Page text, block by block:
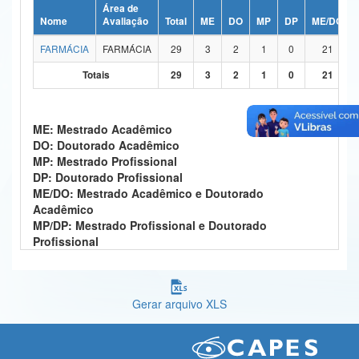
Ministério da Ciência, Tecnologia, Inovações e Comunicações
Ministério do Meio Ambiente
Controladoria-Geral da União
Ministério da Mulher, da Família e dos Direitos Humanos
Secretaria-Geral
Secretaria de Governo
Nome
Área de
Avaliação
Total ME DO MP DP ME/DO
FARMÁCIA
FARMÁCIA 29 3 2 1 0
21
Totais
29 3 2 1 0 21
ME: Mestrado Acadêmico
DO: Doutorado Acadêmico
MP: Mestrado Profissional
DP: Doutorado Profissional
ME/DO: Mestrado Acadêmico e Doutorado
Acadêmico
MP/DP: Mestrado Profissional e Doutorado
Profissional
Gerar arquivo XLS